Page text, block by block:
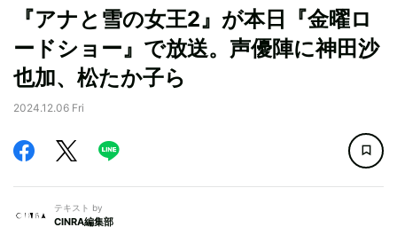
『アナと雪の女王2』が本日『金曜ロ
ードショー』で放送。声優陣に神田沙
也加、松たか子ら
2024.12.06 Fri
テキスト by
CINRA編集部